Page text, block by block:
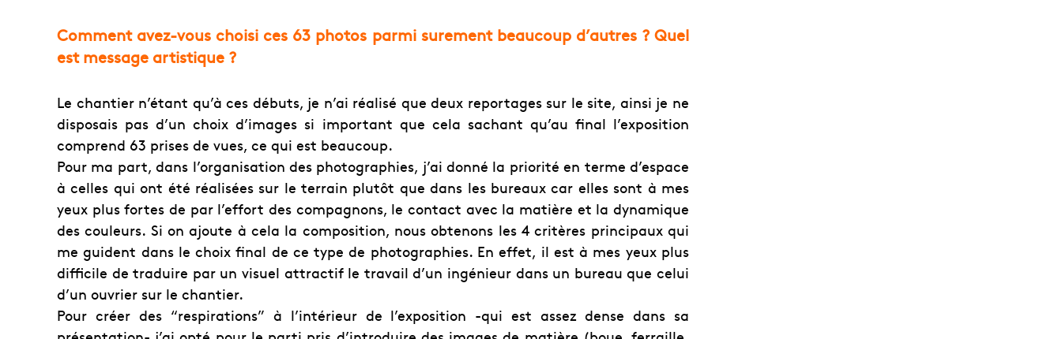
Comment avez-vous choisi ces 63 photos parmi surement beaucoup d’autres ? Quel
est message artistique ?
Le chantier n’étant qu’à ces débuts, je n’ai réalisé que deux reportages sur le site, ainsi je ne
disposais pas d’un choix d’images si important que cela sachant qu’au final l’exposition
comprend 63 prises de vues, ce qui est beaucoup.
Pour ma part, dans l’organisation des photographies, j’ai donné la priorité en terme d’espace
à celles qui ont été réalisées sur le terrain plutôt que dans les bureaux car elles sont à mes
yeux plus fortes de par l’effort des compagnons, le contact avec la matière et la dynamique
des couleurs. Si on ajoute à cela la composition, nous obtenons les 4 critères principaux qui
me guident dans le choix final de ce type de photographies. En effet, il est à mes yeux plus
difficile de traduire par un visuel attractif le travail d’un ingénieur dans un bureau que celui
d’un ouvrier sur le chantier.
Pour créer des “respirations” à l’intérieur de l’exposition -qui est assez dense dans sa